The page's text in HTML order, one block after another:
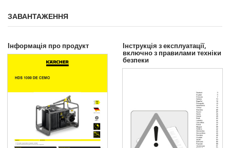
ЗАВАНТАЖЕННЯ
Інформація про продукт Інструкція з експлуатації,
включно з правилами техніки
безпеки